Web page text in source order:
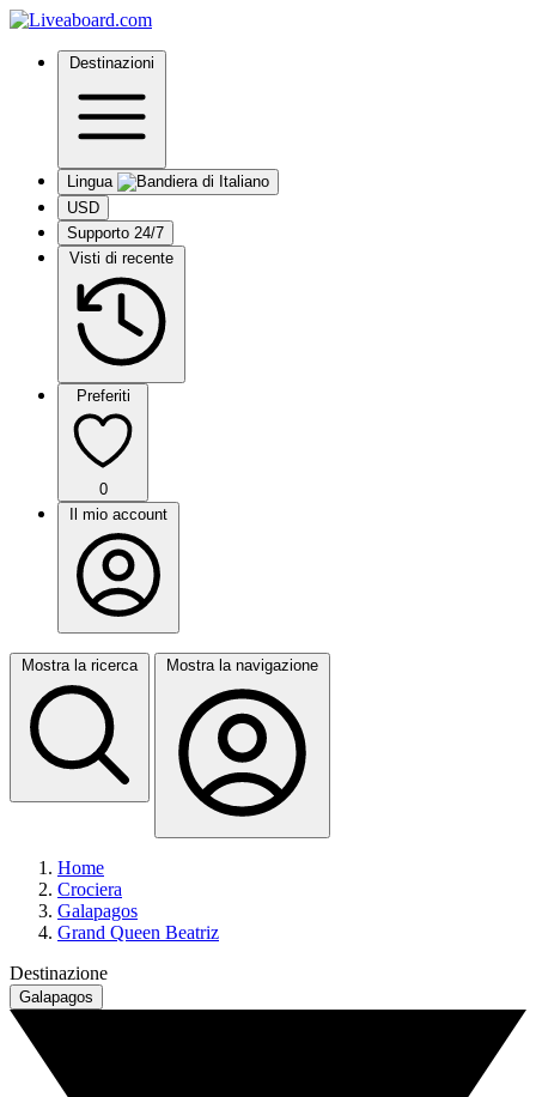
Destinazioni
Lingua
USD
Supporto 24/7
Visti di recente
Preferiti
0
Il mio account
Mostra la ricerca Mostra la navigazione
Home
Crociera
Galapagos
Grand Queen Beatriz
Destinazione
Galapagos